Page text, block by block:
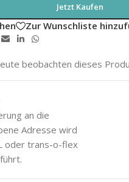
Jetzt Kaufen
Zur Wunschliste
beobachten dieses
an die
Adresse wird
oder trans-o-flex